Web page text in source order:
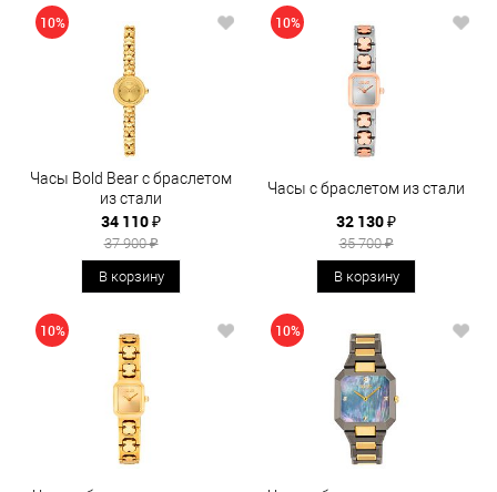
10%
Часы Bold Bear с браслетом
из стали
34 110 ₽
37 900 ₽
В корзину
10%
Часы с браслетом из стали
32 130 ₽
35 700 ₽
В корзину
10% 10%